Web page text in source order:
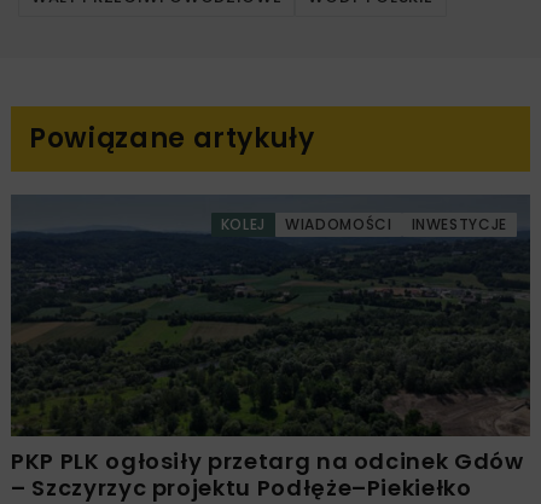
Powiązane artykuły
KOLEJ WIADOMOŚCI INWESTYCJE
PKP PLK ogłosiły przetarg na odcinek Gdów
– Szczyrzyc projektu Podłęże–Piekiełko